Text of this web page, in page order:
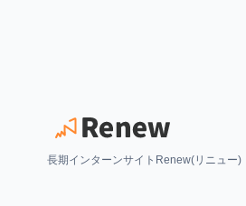
長期インターンサイトRenew(リニュー)